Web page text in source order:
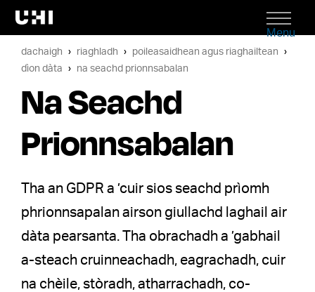
Menu
dachaigh riaghladh
poileasaidhean agus riaghailtean
dìon dàta
na seachd prionnsabalan
Na Seachd
Prionnsabalan
Tha an GDPR a ’cuir sios seachd prìomh
phrionnsapalan airson giullachd laghail air
dàta pearsanta. Tha obrachadh a ’gabhail
a-steach cruinneachadh, eagrachadh, cuir
na chèile, stòradh, atharrachadh, co-